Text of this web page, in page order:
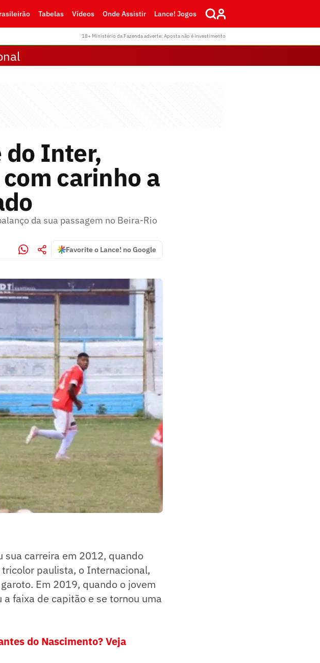
Tabelas Vídeos Onde Assistir Lance! Jogos
18+ Ministério da Fazenda adverte: Aposta não é investimento
do Inter,
carinho a
da sua passagem no Beira-Rio
Favorite o Lance! no Google
sua carreira em 2012, quando
paulista, o Internacional,
Em 2019, quando o jovem
faixa de capitão e se tornou uma
do Nascimento? Veja